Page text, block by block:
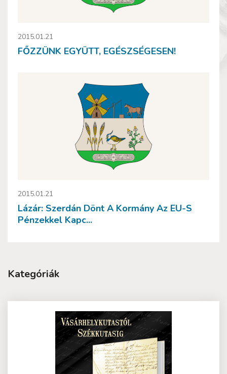
2015.01.21
FŐZZÜNK EGYÜTT, EGÉSZSÉGESEN!
2015.01.21
Lázár: Szerdán Dönt A Kormány Az EU-S
Pénzekkel Kapc...
Kategóriák